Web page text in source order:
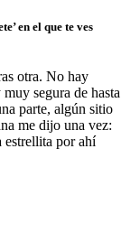
en el que te ves
otra. No hay
segura de hasta
parte, algún sitio
me dijo una vez:
estrellita por ahí